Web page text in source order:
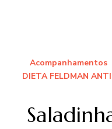
Acompanhamentos
DIETA FELDMAN